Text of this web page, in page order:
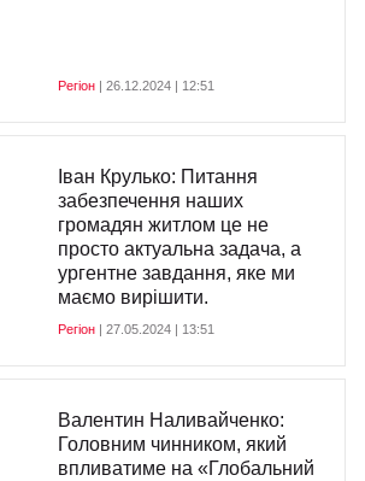
Регіон | 26.12.2024 | 12:51
Іван Крулько: Питання
забезпечення наших
громадян житлом це не
просто актуальна задача, а
ургентне завдання, яке ми
маємо вирішити.
Регіон | 27.05.2024 | 13:51
Валентин Наливайченко:
Головним чинником, який
впливатиме на «Глобальний